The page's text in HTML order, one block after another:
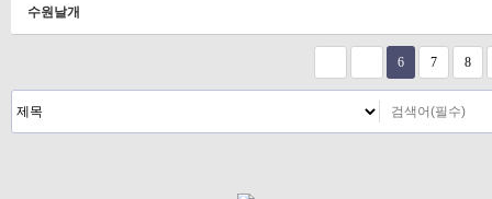
수원날개
6 7 8